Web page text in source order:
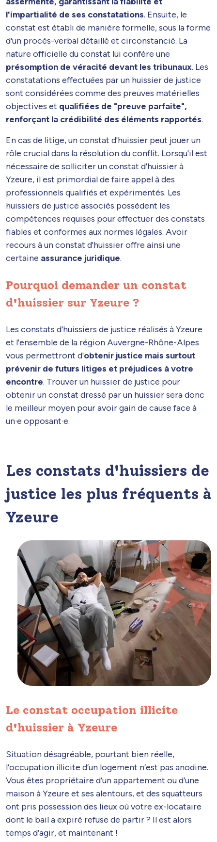
l'impartialité de ses constatations. Ensuite, le
constat est établi de manière formelle, sous la forme
d'un procés-verbal détaillé et circonstancié. La
nature officielle du constat lui confère une
présomption de véracité devant les tribunaux. Les
constatations effectuées par un huissier de justice
sont considérées comme des preuves matérielles
objectives et qualifiées de "preuve parfaite",
renforçant la crédibilité des éléments rapportés.
En cas de litige, un constat d'huissier peut jouer un
rôle crucial dans la résolution du conflit. Lorsqu'il est
nécessaire de solliciter un constat d'huissier à
Yzeure, il est primordial de faire appel à des
professionnels qualifiés et expérimentés. Les
huissiers de justice associés possèdent les
compétences requises pour effectuer des constats
fiables et conformes aux normes légales. Avoir
recours à un constat d'huissier offre ainsi une
certaine assurance juridique.
Pourquoi demander un constat
d'huissier sur Yzeure ?
Les constats d'huissiers de justice réalisés à Yzeure
et l'ensemble de la région Auvergne-Rhône-Alpes
vous permettront d'obtenir justice mais surtout
prévenir de futurs litiges et préjudices à votre
encontre. Trouver un huissier de justice pour
obtenir un constat dressé par un huissier sera donc
le meilleur moyen pour avoir gain de cause face à
un·e opposant·e.
Les constats d'huissiers de
justice les plus fréquents à
Yzeure
Le constat occupation illicite
d'huissier à Yzeure
Situation désagréable, pourtant bien réelle,
l’occupation illicite d’un logement n’est pas anodine.
Vous êtes propriétaire d’un appartement ou d’une
maison à Yzeure et ses alentours, et des squatteurs
ont pris possession des lieux où votre ex-locataire
dont le bail a expiré refuse de partir ? Il est alors
temps d’agir, et maintenant !